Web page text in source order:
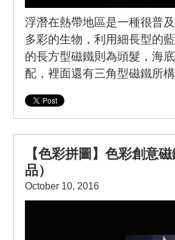
浮潛在熱帶地區是一種很普
多彩的生物，利用細長型的
的長方型磁鐵則為頭髮，海
配，裡面還有三角型磁鐵所
【色彩拼圖】色彩創意
品）
October 10, 2016